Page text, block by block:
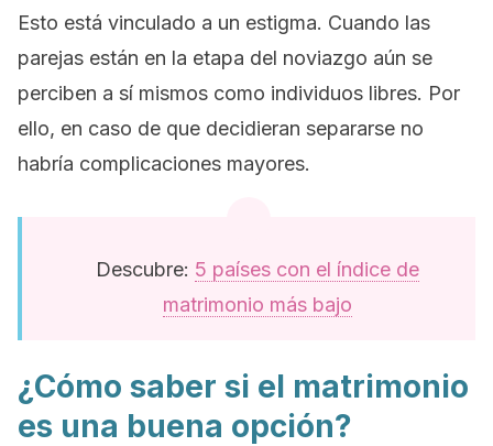
Esto está vinculado a un estigma. Cuando las
parejas están en la etapa del noviazgo aún se
perciben a sí mismos como individuos libres. Por
ello, en caso de que decidieran separarse no
habría complicaciones mayores.
Descubre: 5 países con el índice de
matrimonio más bajo
¿Cómo saber si el matrimonio
es una buena opción?